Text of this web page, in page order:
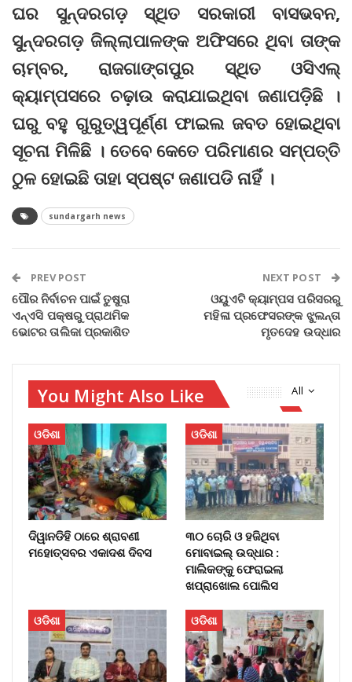
ଘର ସୁନ୍ଦରଗଡ଼ ସ୍ଥିତ ସରକାରୀ ବାସଭବନ,
ସୁନ୍ଦରଗଡ଼ ଜିଲ୍ଲାପାଳଙ୍କ ଅଫିସରେ ଥିବା ତାଙ୍କ
ଚାମ୍ବର, ରାଜଗାଙ୍ଗପୁର ସ୍ଥିତ ଓସିଏଲ୍‌
କ୍ୟାମ୍ପସରେ ଚଢ଼ାଉ କରାଯାଇଥିବା ଜଣାପଡ଼ିଛି ।
ଘରୁ ବହୁ ଗୁରୁତ୍ୱପୂର୍ଣ୍ଣ ଫାଇଲ ଜବତ ହୋଇଥିବା
ସୂଚନା ମିଳିଛି । ତେବେ କେତେ ପରିମାଣର ସମ୍ପତ୍ତି
ଠୁଳ ହୋଇଛି ତାହା ସ୍ପଷ୍ଟ ଜଣାପଡି ନାହିଁ ।
sundargarh news
PREV POST
ପୌର ନିର୍ବାଚନ ପାଇଁ ତୁଷୁରା
ଏନ୍‌ଏସି ପକ୍ଷରୁ ପ୍ରାଥମିକ
ଭୋଟର ତାଲିକା ପ୍ରକାଶିତ
NEXT POST
ଓୟୁଏଟି କ୍ୟାମ୍ପସ ପରିସରରୁ
ମହିଳା ପ୍ରଫେସରଙ୍କ ଝୁଲନ୍ତା
ମୃତଦେହ ଉଦ୍ଧାର
All
You Might Also Like
ଓଡିଶା
ଦିୱାନଡିହି ଠାରେ ଶ୍ରାବଣୀ
ମହୋତ୍ସବର ଏକାଦଶ ଦିବସ
ଓଡିଶା
୩୦ ଚୋରି ଓ ହଜିଥିବା
ମୋବାଇଲ୍‌ ଉଦ୍ଧାର :
ମାଲିକଙ୍କୁ ଫେରାଇଲା
ଖପ୍ରାଖୋଲ ପୋଲିସ
ଓଡିଶା ଓଡିଶା